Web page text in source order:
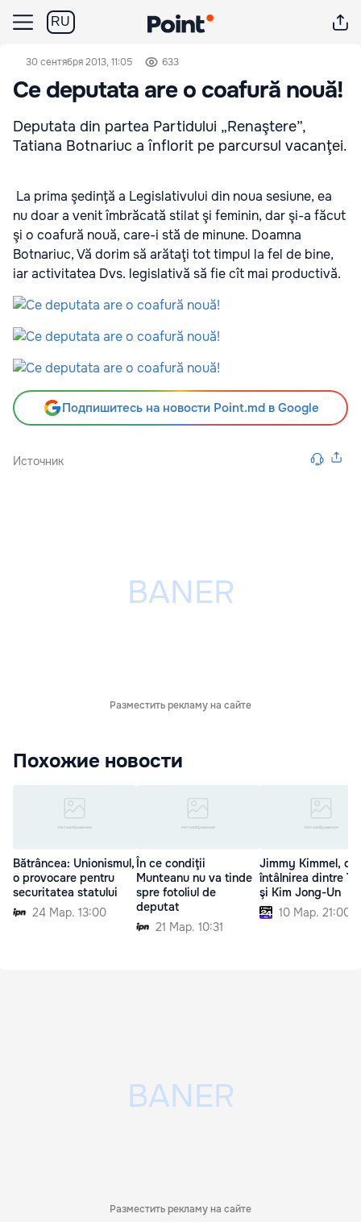
RU
30 сентября 2013, 11:05 633
Ce deputata are o coafură nouă!
Deputata din partea Partidului „Renaştere”,
Tatiana Botnariuc a înflorit pe parcursul vacanţei.
La prima şedinţă a Legislativului din noua sesiune, ea
nu doar a venit îmbrăcată stilat şi feminin, dar şi-a făcut
şi o coafură nouă, care-i stă de minune. Doamna
Botnariuc, Vă dorim să arătaţi tot timpul la fel de bine,
iar activitatea Dvs. legislativă să fie cît mai productivă.
Подпишитесь на новости Point.md в Google
Источник
Разместить рекламу на сайте
Похожие новости
Bătrâncea: Unionismul,
o provocare pentru
securitatea statului
24 Мар. 13:00
În ce condiţii
Munteanu nu va tinde
spre fotoliul de
deputat
21 Мар. 10:31
Jimmy Kimmel,
întâlnirea dintre
şi Kim Jong-Un
10 Мар. 21:00
Разместить рекламу на сайте